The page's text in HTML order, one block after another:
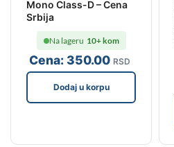
Mono Class-D – Cena
Srbija
Cena:350.00 RSD
Na lageru 10+ kom
Dodaj u korpu